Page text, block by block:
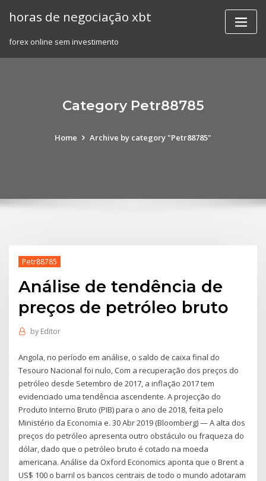
horas de negociação xbt
forex online sem investimento
Category Petr88785
Home Archive by category "Petr88785"
Petr88785
Análise de tendência de
preços de petróleo bruto
by Editor
Angola, no período em análise, o saldo de caixa final do
Tesouro Nacional foi nulo, Com a recuperação dos preços do
petróleo desde Setembro de 2017, a inflação 2017 tem
evidenciado uma tendência ascendente. A projecção do
Produto Interno Bruto (PIB) para o ano de 2018, feita pelo
Ministério da Economia e. 30 Abr 2019 (Bloomberg) — A alta dos
preços do petróleo apresenta outro obstáculo ou fraqueza do
dólar, dado que o petróleo bruto é cotado na moeda
americana. Análise da Oxford Economics aponta que o Brent a
US$ 100 o barril os bancos centrais de todo o mundo adotaram